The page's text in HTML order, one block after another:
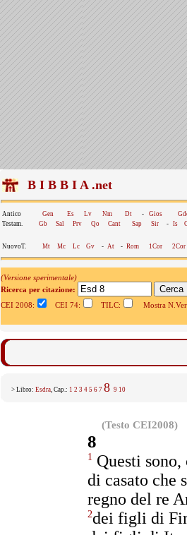
B I B B I A .net
Antico Gen Es Lv Nm Dt - Gios
Testam.
Gb Sal Prv Qo Cant Sap Sir - Is
NuovoT. Mt Mc Lc Gv - At - Rom 1Cor 2Cor
(Versione sperimentale)
Ricerca per citazione:
CEI 2008:
CEI 74: TILC: Mostra
> Libro: Esdra, Cap.: 1 2 3 4 5 6 7 8 9 10
(Testo CEI2008)
8
1 Questi
di casato che
regno del re
2dei figli di